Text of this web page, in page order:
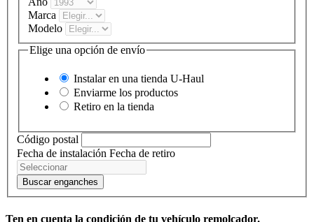
Marca
Modelo
Elige una opción de envío
Instalar en una tienda U-Haul
Enviarme los productos
Retiro en la tienda
Código postal
Fecha de instalación Fecha de retiro
Buscar enganches
Ten en cuenta la condición de tu vehículo remolcador.